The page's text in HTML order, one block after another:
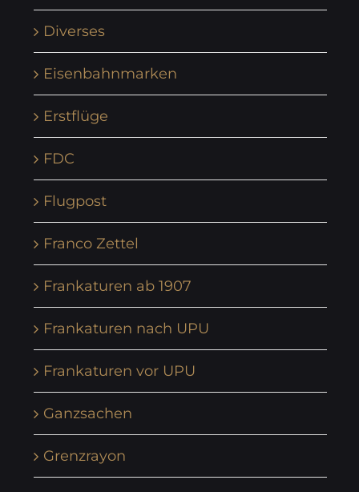
Diverses
Eisenbahnmarken
Erstflüge
FDC
Flugpost
Franco Zettel
Frankaturen ab 1907
Frankaturen nach UPU
Frankaturen vor UPU
Ganzsachen
Grenzrayon